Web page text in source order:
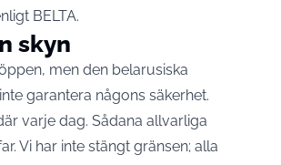
BELTA.
skyn
men den belarusiska
garantera någons säkerhet.
varje dag. Sådana allvarliga
Vi har inte stängt gränsen; alla